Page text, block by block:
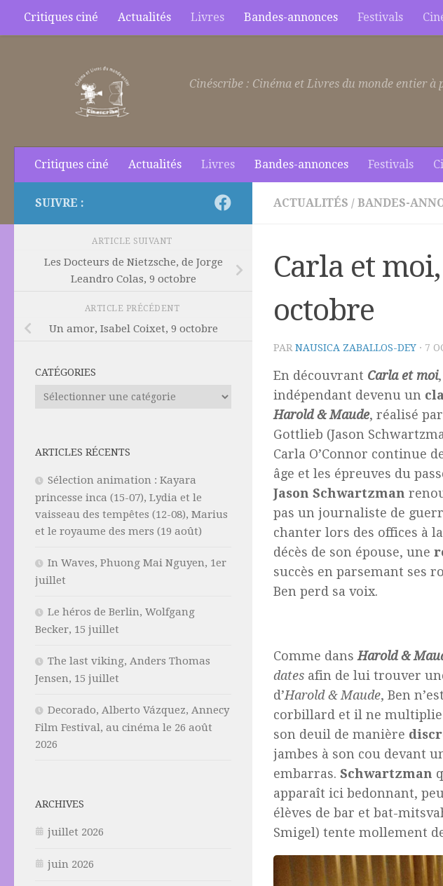
Skip to content
Critiques ciné Actualités Livres Bandes-annonces Festivals
Cinéscribe : Cinéma et Livres du monde entier à
Critiques ciné Actualités Livres Bandes-annonces Festivals
ACTUALITÉS / BANDES-
Carla et
octobre
PAR NAUSICA ZABALLOS-DEY · 7
En découvrant Carla et moi
indépendant devenu un
Harold & Maude, réalisé par
Gottlieb (Jason
Carla O’Connor continue
âge et les épreuves du
Jason Schwartzman
pas un journaliste de
chanter lors des offices à la
décès de son épouse, une
succès en parsemant ses
Ben perd sa voix.
Comme dansHarold &
dates afin de lui trouver
d’Harold & Maude, Ben
corbillard et il ne multiplie
son deuil de manière
jambes à son cou devant
embarras. Schwartzman
apparaît ici bedonnant,
élèves de bar et bat-
Smigel) tente mollement
SUIVRE :
ARTICLE SUIVANT
Les Docteurs de Nietzsche, de Jorge
Leandro Colas, 9 octobre
ARTICLE PRÉCÉDENT
Un amor, Isabel Coixet, 9 octobre
CATÉGORIES
Catégories
ARTICLES RÉCENTS
Sélection animation : Kayara
princesse inca (15-07), Lydia et le
vaisseau des tempêtes (12-08), Marius
et le royaume des mers (19 août)
In Waves, Phuong Mai Nguyen, 1er
juillet
Le héros de Berlin, Wolfgang
Becker, 15 juillet
The last viking, Anders Thomas
Jensen, 15 juillet
Decorado, Alberto Vázquez, Annecy
Film Festival, au cinéma le 26 août
2026
ARCHIVES
juillet 2026
juin 2026